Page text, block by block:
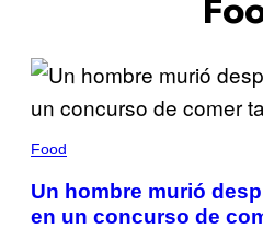
Food
Un hombre murió
en un concurso de